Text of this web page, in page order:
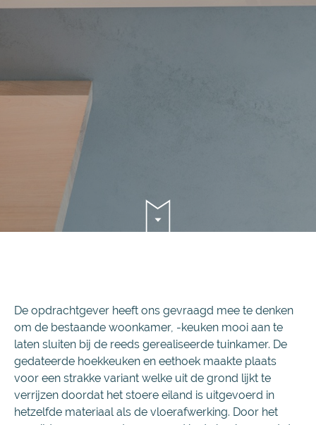
De opdrachtgever heeft ons gevraagd mee te denken
om de bestaande woonkamer, -keuken mooi aan te
laten sluiten bij de reeds gerealiseerde tuinkamer. De
gedateerde hoekkeuken en eethoek maakte plaats
voor een strakke variant welke uit de grond lijkt te
verrijzen doordat het stoere eiland is uitgevoerd in
hetzelfde materiaal als de vloerafwerking. Door het